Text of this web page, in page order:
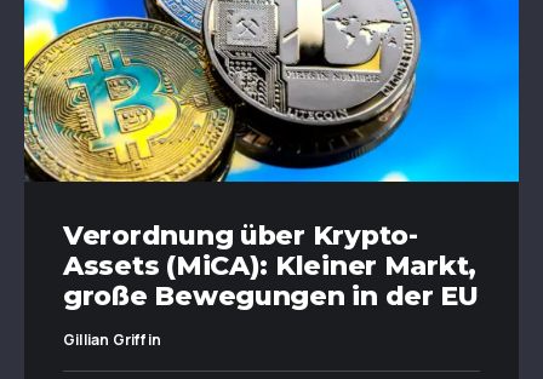
Verordnung über Krypto-
Assets (MiCA): Kleiner Markt,
große Bewegungen in der EU
Gillian Griffin